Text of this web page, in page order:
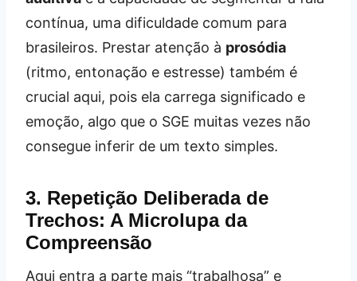
contínua, uma dificuldade comum para
brasileiros. Prestar atenção à prosódia
(ritmo, entonação e estresse) também é
crucial aqui, pois ela carrega significado e
emoção, algo que o SGE muitas vezes não
consegue inferir de um texto simples.
3. Repetição Deliberada de
Trechos: A Microlupa da
Compreensão
Aqui entra a parte mais “trabalhosa” e